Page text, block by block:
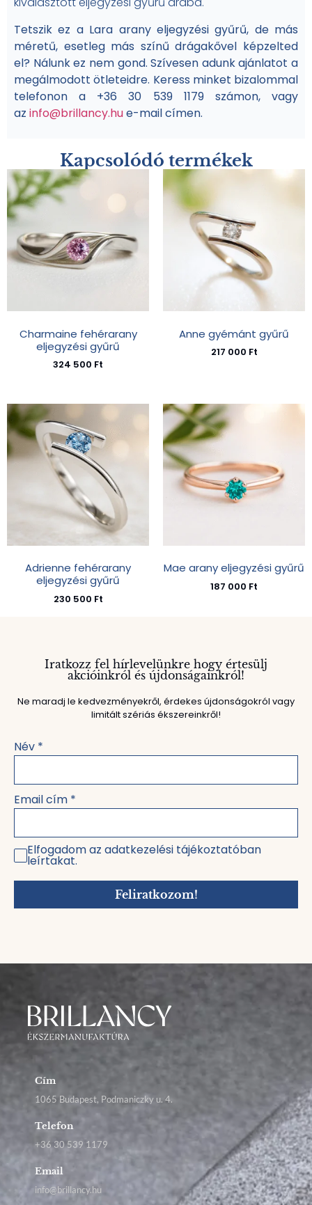
Tetszik ez a Lara arany eljegyzési gyűrű, de más
méretű, esetleg más színű drágakővel képzelted
el? Nálunk ez nem gond. Szívesen adunk ajánlatot a
megálmodott ötleteidre. Keress minket bizalommal
telefonon a +36 30 539 1179 számon, vagy
az info@brillancy.hue-mail címen.
Kapcsolódó termékek
Charmaine fehérarany
eljegyzési gyűrű
324 500 Ft
Anne gyémánt gyűrű
217 000 Ft
Adrienne fehérarany
eljegyzési gyűrű
230 500 Ft
Mae arany eljegyzési gyűrű
187 000 Ft
Iratkozz fel hírlevelünkre hogy értesülj
akcióinkról és újdonságainkról!
Ne maradj le kedvezményekről, érdekes újdonságokról vagy
limitált szériás ékszereinkről!
Név *
Email cím *
Elfogadom az adatkezelési tájékoztatóban
leírtakat.
Feliratkozom!
Cím
1065 Budapest, Podmaniczky u. 4.
Telefon
+36 30 539 1179
Email
info@brillancy.hu